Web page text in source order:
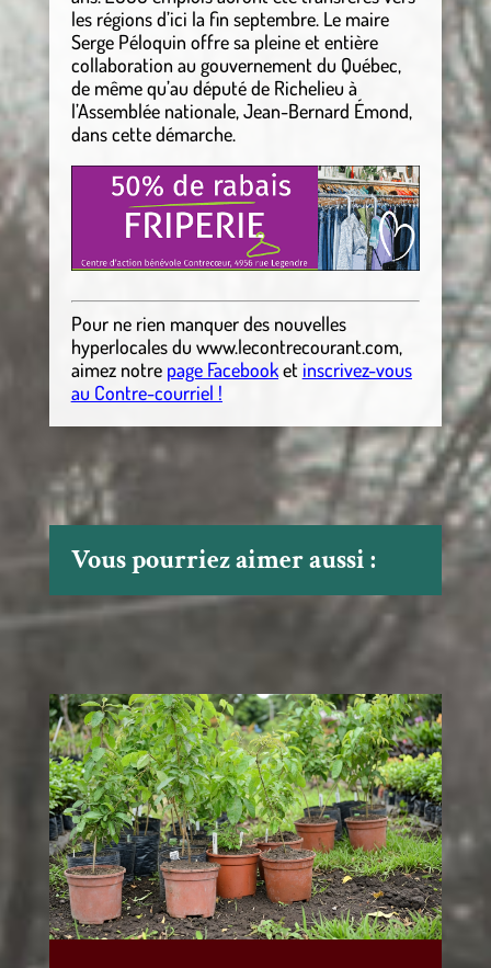
les régions d’ici la fin septembre. Le maire
Serge Péloquin offre sa pleine et entière
collaboration au gouvernement du Québec,
de même qu’au député de Richelieu à
l’Assemblée nationale, Jean-Bernard Émond,
dans cette démarche.
Pour ne rien manquer des nouvelles
hyperlocalesdu www.lecontrecourant.com,
aimez notre page Facebooket inscrivez-vous
au Contre-courriel !
Vous pourriez aimer aussi :